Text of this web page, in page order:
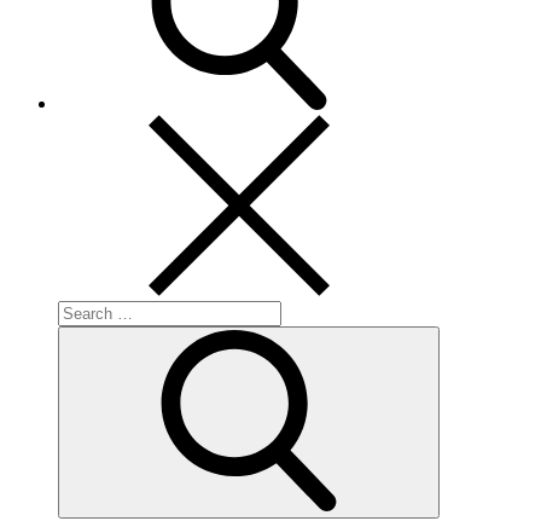
Search
for: